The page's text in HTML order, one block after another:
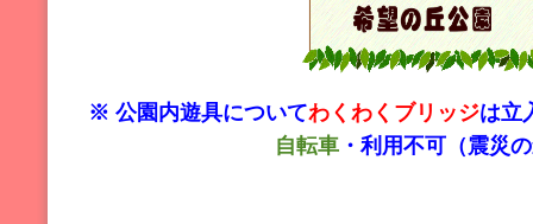
※ 公園内遊具についてわくわくブリッジは立
自転車・利用不可（震災